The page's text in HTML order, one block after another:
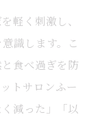
ーの実践例
ポイント
軽く刺激し、
識します。こ
食べ過ぎを防
トサロンふー
減った」「以